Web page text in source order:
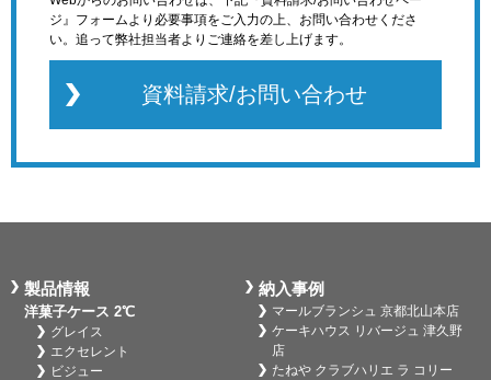
ジ』フォームより必要事項をご入力の上、お問い合わせくださ
い。追って弊社担当者よりご連絡を差し上げます。
資料請求/お問い合わせ
製品情報
洋菓子ケース 2℃
グレイス
エクセレント
ビジュー
納入事例
マールブランシュ 京都北山本店
ケーキハウス リバージュ 津久野
店
たねや クラブハリエ ラ コリー